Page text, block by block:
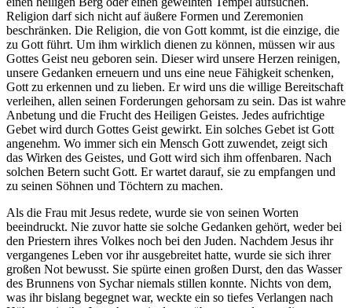
Religion darf sich nicht auf äußere Formen und Zeremonien
beschränken. Die Religion, die von Gott kommt, ist die einzige, die
zu Gott führt. Um ihm wirklich dienen zu können, müssen wir aus
Gottes Geist neu geboren sein. Dieser wird unsere Herzen reinigen,
unsere Gedanken erneuern und uns eine neue Fähigkeit schenken,
Gott zu erkennen und zu lieben. Er wird uns die willige Bereitschaft
verleihen, allen seinen Forderungen gehorsam zu sein. Das ist wahre
Anbetung und die Frucht des Heiligen Geistes. Jedes aufrichtige
Gebet wird durch Gottes Geist gewirkt. Ein solches Gebet ist Gott
angenehm. Wo immer sich ein Mensch Gott zuwendet, zeigt sich
das Wirken des Geistes, und Gott wird sich ihm offenbaren. Nach
solchen Betern sucht Gott. Er wartet darauf, sie zu empfangen und
zu seinen Söhnen und Töchtern zu machen.
Als die Frau mit Jesus redete, wurde sie von seinen Worten
beeindruckt. Nie zuvor hatte sie solche Gedanken gehört, weder bei
den Priestern ihres Volkes noch bei den Juden. Nachdem Jesus ihr
vergangenes Leben vor ihr ausgebreitet hatte, wurde sie sich ihrer
großen Not bewusst. Sie spürte einen großen Durst, den das Wasser
des Brunnens von Sychar niemals stillen konnte. Nichts von dem,
was ihr bislang begegnet war, weckte ein so tiefes Verlangen nach